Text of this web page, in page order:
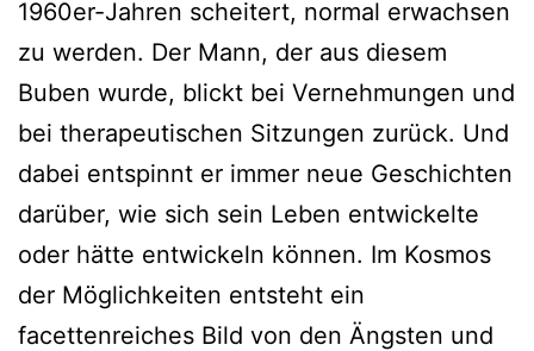
1960er-Jahren scheitert, normal erwachsen
zu werden. Der Mann, der aus diesem
Buben wurde, blickt bei Vernehmungen und
bei therapeutischen Sitzungen zurück. Und
dabei entspinnt er immer neue Geschichten
darüber, wie sich sein Leben entwickelte
oder hätte entwickeln können. Im Kosmos
der Möglichkeiten entsteht ein
facettenreiches Bild von den Ängsten und